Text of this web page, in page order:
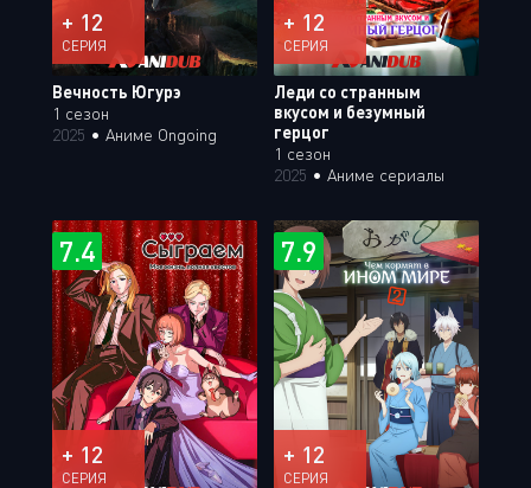
+ 12
СЕРИЯ
Вечность Югурэ
1 сезон
2025 • Аниме Ongoing
+ 12
СЕРИЯ
Леди со странным
вкусом и безумный
герцог
1 сезон
2025 • Аниме сериалы
7.4
+ 12
СЕРИЯ
7.9
+ 12
СЕРИЯ